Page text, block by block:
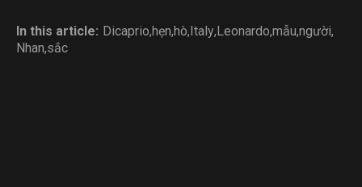
In this article: Dicaprio,hẹn,hò,Italy,Leonardo,mẫu,người,
Nhan,sắc